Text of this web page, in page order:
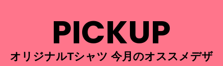
PICKUP
オリジナルTシャツ 今月のオススメデザ